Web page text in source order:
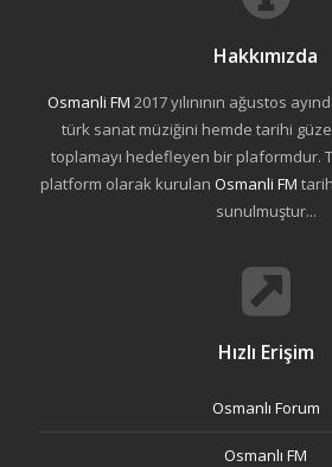
Hakkımızda
Osmanli FM 2017 yılınının ağustos
türk sanat müziğini hemde tarihi
toplamayı hedefleyen bir plaformdur.
platform olarak kurulan Osmanli FM
sunulmuştur...
Hızlı Erişim
Osmanlı Forum
Osmanlı FM